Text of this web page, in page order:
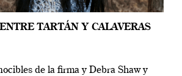
TARTÁN Y CALAVERAS
de la firma y Debra Shaw y